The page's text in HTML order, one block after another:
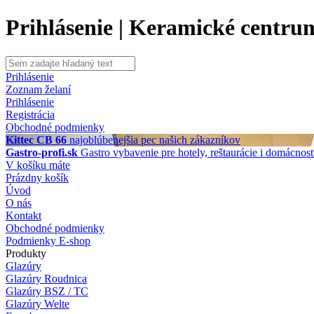
Prihlásenie | Keramické
Prihlásenie
Zoznam želaní
Prihlásenie
Registrácia
Obchodné podmienky
Kittec CB 66 najoblúbenejšia pec našich zákazníkov
Gastro-profi.sk Gastro vybavenie pre hotely, reštaurácie i
V košíku máte
Prázdny košík
Úvod
O nás
Kontakt
Obchodné podmienky
Podmienky E-shop
Produkty
Glazúry
Glazúry Roudnica
Glazúry BSZ / TC
Glazúry Welte